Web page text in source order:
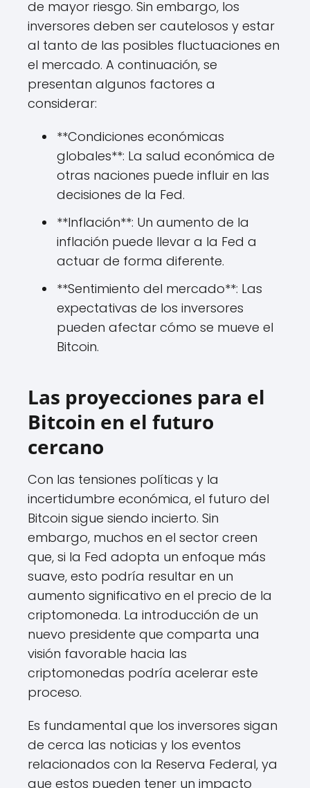
de mayor riesgo. Sin embargo, los
inversores deben ser cautelosos y estar
al tanto de las posibles fluctuaciones en
el mercado. A continuación, se
presentan algunos factores a
considerar:
**Condiciones económicas
globales**: La salud económica de
otras naciones puede influir en las
decisiones de la Fed.
**Inflación**: Un aumento de la
inflación puede llevar a la Fed a
actuar de forma diferente.
**Sentimiento del mercado**: Las
expectativas de los inversores
pueden afectar cómo se mueve el
Bitcoin.
Las proyecciones para el
Bitcoin en el futuro
cercano
Con las tensiones políticas y la
incertidumbre económica, el futuro del
Bitcoin sigue siendo incierto. Sin
embargo, muchos en el sector creen
que, si la Fed adopta un enfoque más
suave, esto podría resultar en un
aumento significativo en el precio de la
criptomoneda. La introducción de un
nuevo presidente que comparta una
visión favorable hacia las
criptomonedas podría acelerar este
proceso.
Es fundamental que los inversores sigan
de cerca las noticias y los eventos
relacionados con la Reserva Federal, ya
que estos pueden tener un impacto